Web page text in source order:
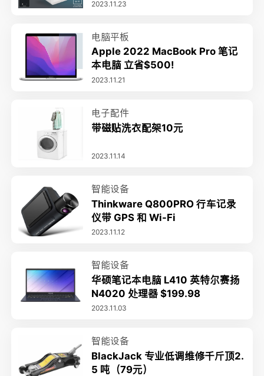
2023.11.23
电脑平板
Apple 2022 MacBook Pro 笔记
本电脑 立省$500!
2023.11.21
电子配件
带磁贴洗衣配架10元
2023.11.14
智能设备
Thinkware Q800PRO 行车记录
仪带 GPS 和 Wi-Fi
2023.11.12
智能设备
华硕笔记本电脑 L410 英特尔赛扬
N4020 处理器 $199.98
2023.11.03
智能设备
BlackJack 专业低调维修千斤顶2.
5 吨（79元）